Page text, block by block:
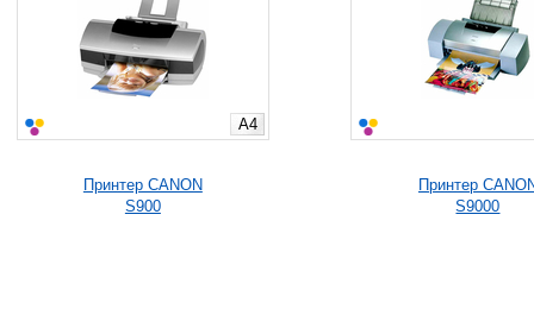
A4
Принтер CANON
S900
Принтер
S9000